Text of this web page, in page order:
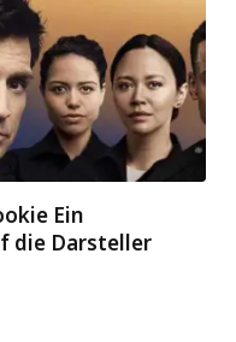
Ein
die Darsteller